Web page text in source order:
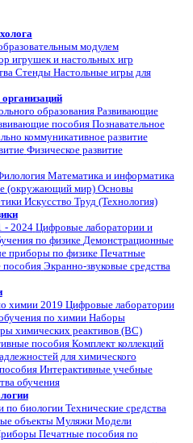
модулем
игрушек и настольных игр
Стенды Настольные игры для
образования Развивающие
пособия Познавательное
коммуникативное развитие
Физическое развитие
Математика и информатика
(окружающий мир) Основы
Искусство Труд (Технология)
- 2024 Цифровые лаборатории и
по физике Демонстрационные
приборы по физике Печатные
пособия Экранно-звуковые средства
химии 2019 Цифровые лаборатории
по химии Наборы
химических реактивов (ВС)
пособия Комплект коллекций
для химического
Интерактивные учебные
обучения
по биологии Технические средства
объекты Муляжи Модели
Печатные пособия по